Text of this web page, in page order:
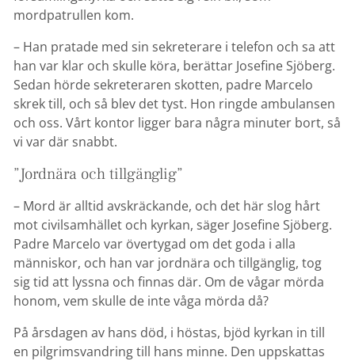
mordpatrullen kom.
– Han pratade med sin sekreterare i telefon och sa att
han var klar och skulle köra, berättar Josefine Sjöberg.
Sedan hörde sekreteraren skotten, padre Marcelo
skrek till, och så blev det tyst. Hon ringde ambulansen
och oss. Vårt kontor ligger bara några minuter bort, så
vi var där snabbt.
”Jordnära och tillgänglig”
– Mord är alltid avskräckande, och det här slog hårt
mot civilsamhället och kyrkan, säger Josefine Sjöberg.
Padre Marcelo var övertygad om det goda i alla
människor, och han var jordnära och tillgänglig, tog
sig tid att lyssna och finnas där. Om de vågar mörda
honom, vem skulle de inte våga mörda då?
På årsdagen av hans död, i höstas, bjöd kyrkan in till
en pilgrimsvandring till hans minne. Den uppskattas